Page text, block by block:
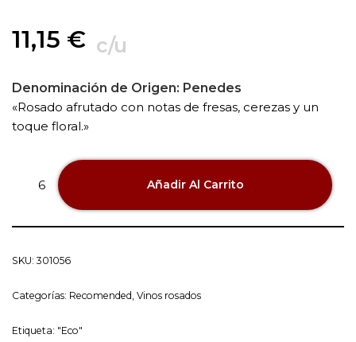
11,15 € c/u
Denominación de Origen: Penedes
«Rosado afrutado con notas de fresas, cerezas y un
toque floral.»
Añadir Al Carrito
SKU: 301056
Categorías: Recomended Vinos rosados
Etiqueta: "Eco"